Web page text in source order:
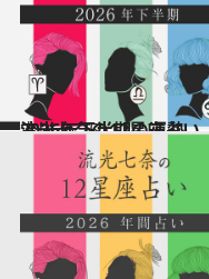
2026.6.25
流光七奈の12星座占い 2026年下半期の運勢
占い